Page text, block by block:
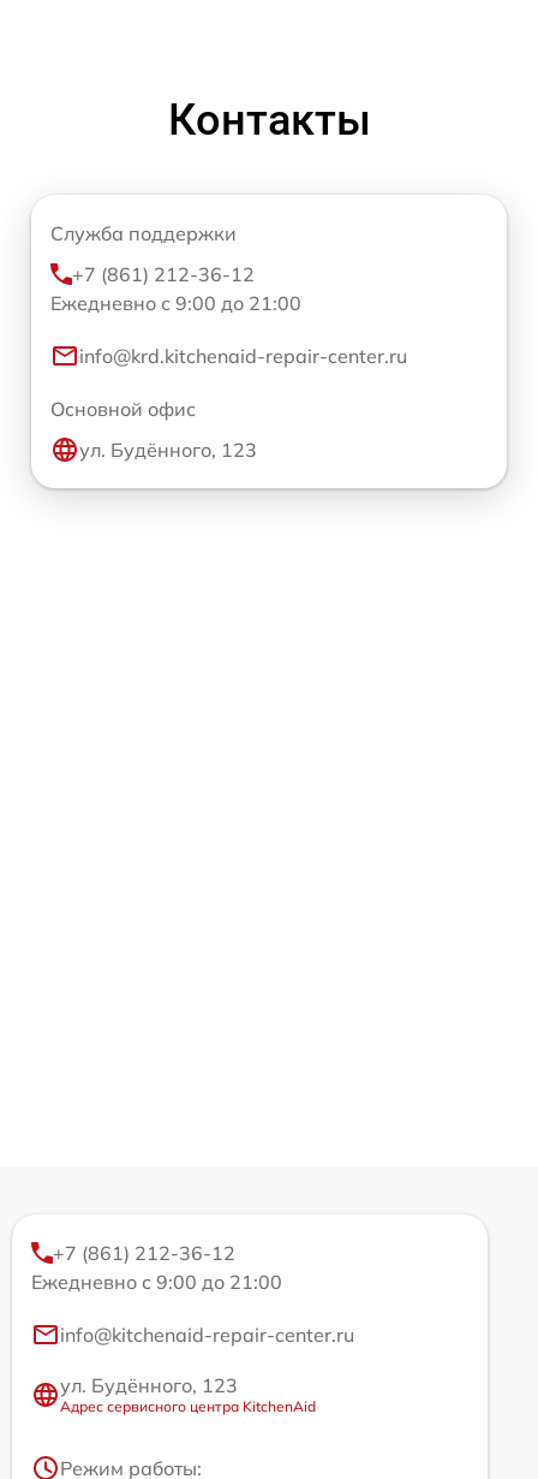
Контакты
Служба поддержки
+7 (861) 212-36-12
Ежедневно с 9:00 до 21:00
info@krd.kitchenaid-repair-center.ru
Основной офис
ул. Будённого, 123
+7 (861) 212-36-12
Ежедневно с 9:00 до 21:00
info@kitchenaid-repair-center.ru
ул. Будённого, 123
Адрес сервисного центра KitchenAid
Режим работы: